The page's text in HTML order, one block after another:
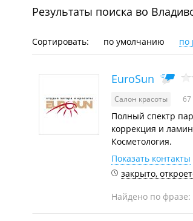
Результаты поиска во
Сортировать: по умолчанию по
EuroSun
Салон красоты 67
Полный спектр
коррекция и
Косметология.
Показать контакты
закрыто,
Найдено по фразе: